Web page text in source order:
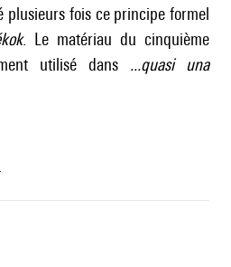
plusieurs fois ce principe formel
. Le matériau du cinquième
utilisé dans ...quasi una